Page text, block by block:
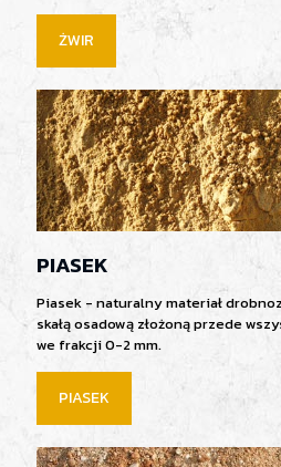
ŻWIR
PIASEK
Piasek - naturalny materiał
skałą osadową złożoną przede
we frakcji 0-2 mm.
PIASEK